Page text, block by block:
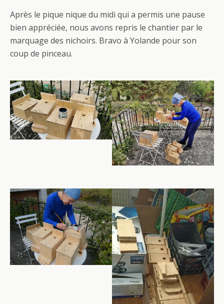
Après le pique nique du midi qui a permis une pause
bien appréciée, nous avons repris le chantier par le
marquage des nichoirs. Bravo à Yolande pour son
coup de pinceau.